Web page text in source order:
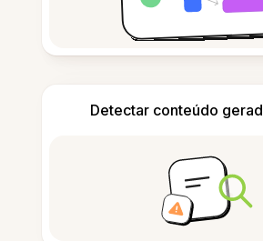
Detectar conteúdo